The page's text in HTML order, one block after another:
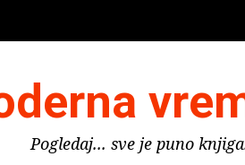
Pogledaj... sve je puno